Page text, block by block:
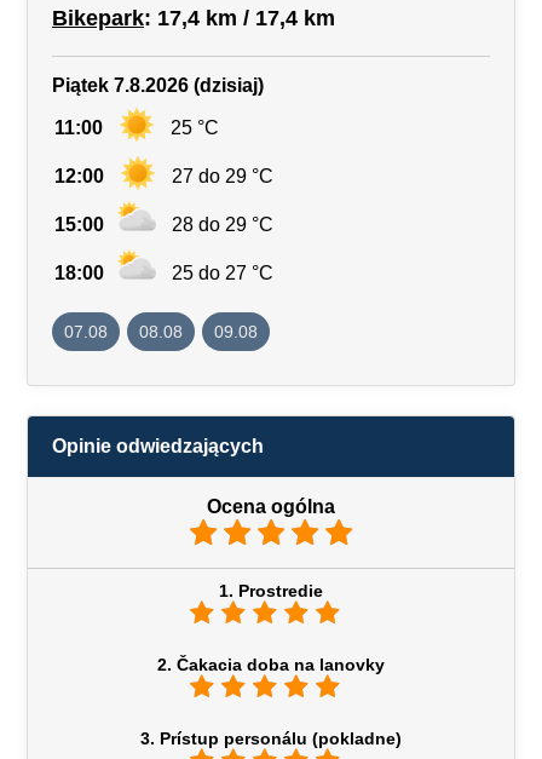
Bikepark: 17,4 km / 17,4 km
Piątek 7.8.2026 (dzisiaj)
11:00 25 °C
12:00 27 do 29 °C
15:00 28 do 29 °C
18:00 25 do 27 °C
07.08 08.08 09.08
Opinie odwiedzających
Ocena ogólna
1. Prostredie
2. Čakacia doba na lanovky
3. Prístup personálu (pokladne)